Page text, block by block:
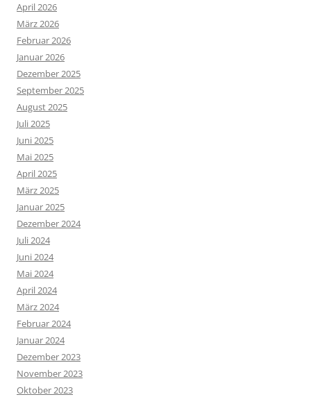
April 2026
März 2026
Februar 2026
Januar 2026
Dezember 2025
September 2025
August 2025
Juli 2025
Juni 2025
Mai 2025
April 2025
März 2025
Januar 2025
Dezember 2024
Juli 2024
Juni 2024
Mai 2024
April 2024
März 2024
Februar 2024
Januar 2024
Dezember 2023
November 2023
Oktober 2023